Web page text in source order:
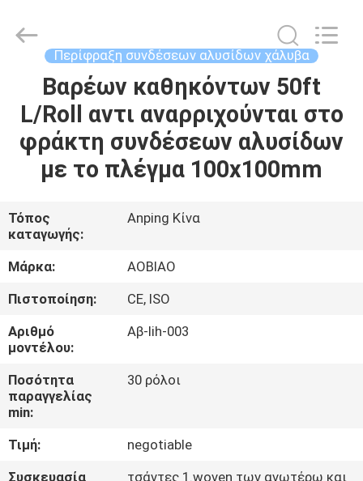
ΣΠΊΤΙ
ΠΡΟΪΌΝΤΑ
ΠΕΡΊΠΟΥ
ΕΜΕΊΣ
ΓΎΡΟΣ
ΕΡΓΟΣΤΑΣΊΩΝ
ΠΟΙΟΤΙΚΌΣ
ΈΛΕΓΧΟΣ
ΕΛΆΤΕ
ρόλων
προμηθευτής.
securityfence.com.
Rights
Reserved.
Developed
Περίφραξη συνδέσεων αλυσίδων χάλυβα
Βαρέων καθηκόντων 50ft
L/Roll αντι αναρριχούνται στο
φράκτη συνδέσεων αλυσίδων
με το πλέγμα 100x100mm
Τόπος
καταγωγής:
Anping Κίνα
Μάρκα:
AOBIAO
Πιστοποίηση:
CE, ISO
Αριθμό
μοντέλου:
Αβ-lih-003
Ποσότητα
παραγγελίας
min:
30 ρόλοι
Τιμή:
negotiable
Συσκευασία
τσάντες 1.woven των ανωτέρω και